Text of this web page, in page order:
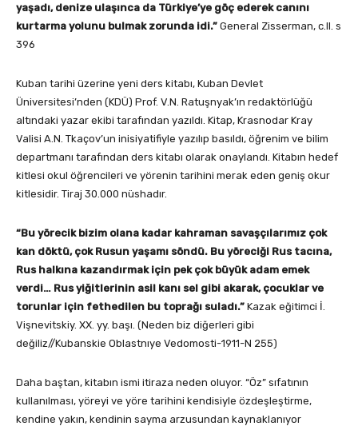
yaşadı, denize ulaşınca da Türkiye’ye göç ederek canını
kurtarma yolunu bulmak zorunda idi.” General Zisserman, c.II. s
396
Kuban tarihi üzerine yeni ders kitabı, Kuban Devlet
Üniversitesi’nden (KDÜ) Prof. V.N. Ratuşnyak’ın redaktörlüğü
altındaki yazar ekibi tarafından yazıldı. Kitap, Krasnodar Kray
Valisi A.N. Tkaçov’un inisiyatifiyle yazılıp basıldı, öğrenim ve bilim
departmanı tarafından ders kitabı olarak onaylandı. Kitabın hedef
kitlesi okul öğrencileri ve yörenin tarihini merak eden geniş okur
kitlesidir. Tiraj 30.000 nüshadır.
“Bu yörecik bizim olana kadar kahraman savaşçılarımız çok
kan döktü, çok Rusun yaşamı söndü. Bu yöreciği Rus tacına,
Rus halkına kazandırmak için pek çok büyük adam emek
verdi… Rus yiğitlerinin asil kanı sel gibi akarak, çocuklar ve
torunlar için fethedilen bu toprağı suladı.” Kazak eğitimci İ.
Vişnevitskiy. XX. yy. başı. (Neden biz diğerleri gibi
değiliz//Kubanskie Oblastnıye Vedomosti-1911-N 255)
Daha baştan, kitabın ismi itiraza neden oluyor. “Öz” sıfatının
kullanılması, yöreyi ve yöre tarihini kendisiyle özdeşleştirme,
kendine yakın, kendinin sayma arzusundan kaynaklanıyor